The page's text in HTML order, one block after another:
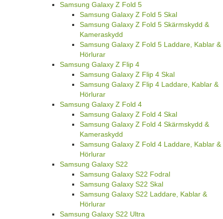
Samsung Galaxy Z Fold 5
Samsung Galaxy Z Fold 5 Skal
Samsung Galaxy Z Fold 5 Skärmskydd &
Kameraskydd
Samsung Galaxy Z Fold 5 Laddare, Kablar &
Hörlurar
Samsung Galaxy Z Flip 4
Samsung Galaxy Z Flip 4 Skal
Samsung Galaxy Z Flip 4 Laddare, Kablar &
Hörlurar
Samsung Galaxy Z Fold 4
Samsung Galaxy Z Fold 4 Skal
Samsung Galaxy Z Fold 4 Skärmskydd &
Kameraskydd
Samsung Galaxy Z Fold 4 Laddare, Kablar &
Hörlurar
Samsung Galaxy S22
Samsung Galaxy S22 Fodral
Samsung Galaxy S22 Skal
Samsung Galaxy S22 Laddare, Kablar &
Hörlurar
Samsung Galaxy S22 Ultra